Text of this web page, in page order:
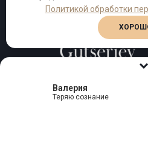
Валерия
Теряю сознание
Проекты
Телефон:
Политикой обработки